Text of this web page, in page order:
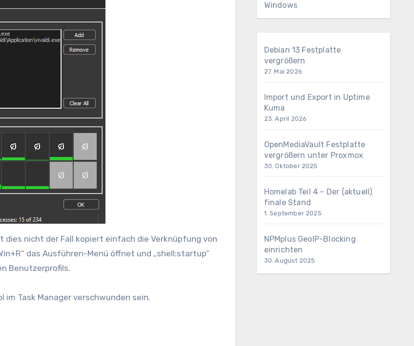
nicht der Fall kopiert einfach die Verknüpfung von
das Ausführen-Menü öffnet und „shell:startup“
Benutzerprofils.
Task Manager verschwunden sein.
Windows
Debian 13 Festplatte
vergrößern
27. Mai 2026
Import und Export in Uptime
Kuma
23. April 2026
OpenMediaVault Festplatte
vergrößern unter Proxmox
30. Oktober 2025
Homelab Teil 4 – Der (aktuell)
finale Stand
1. September 2025
NPMplus GeoIP-Blocking
einrichten
30. August 2025